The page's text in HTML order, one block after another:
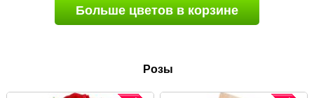
Больше цветов в корзине
Розы